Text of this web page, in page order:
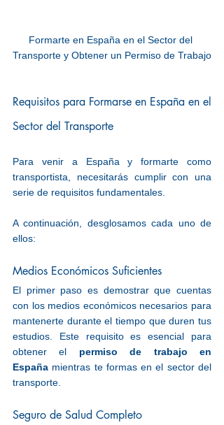
Formarte en España en el Sector del
Transporte y Obtener un Permiso de Trabajo
Requisitos para Formarse en España en el
Sector del Transporte
Para venir a España y formarte como
transportista, necesitarás cumplir con una
serie de requisitos fundamentales.
A continuación, desglosamos cada uno de
ellos:
Medios Económicos Suficientes
El primer paso es demostrar que cuentas
con los medios económicos necesarios para
mantenerte durante el tiempo que duren tus
estudios. Este requisito es esencial para
obtener el permiso de trabajo en
España mientras te formas en el sector del
transporte.
Seguro de Salud Completo